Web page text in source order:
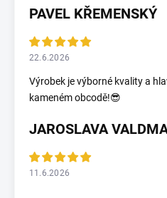
PAVEL KŘEMENSKÝ
22.6.2026
Výrobek je výborné kvality a
kameném obcodě!😎
JAROSLAVA
11.6.2026